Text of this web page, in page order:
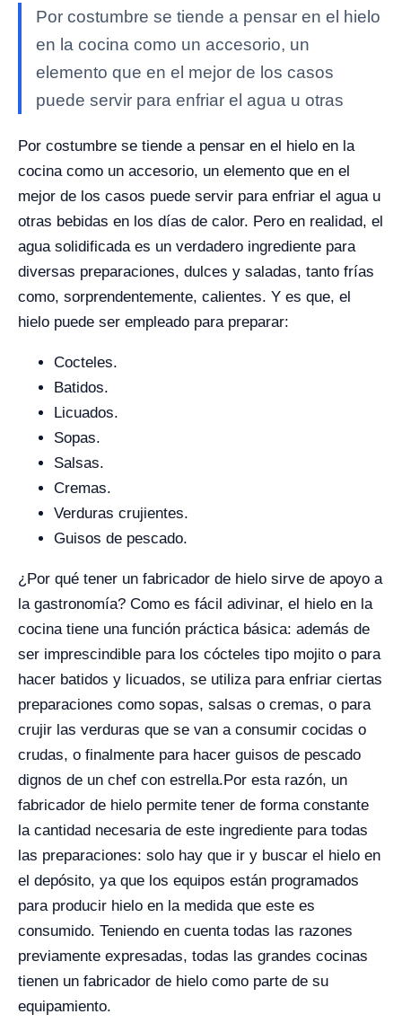
Por costumbre se tiende a pensar en el hielo
en la cocina como un accesorio, un
elemento que en el mejor de los casos
puede servir para enfriar el agua u otras
Por costumbre se tiende a pensar en el hielo en la
cocina como un accesorio, un elemento que en el
mejor de los casos puede servir para enfriar el agua u
otras bebidas en los días de calor. Pero en realidad, el
agua solidificada es un verdadero ingrediente para
diversas preparaciones, dulces y saladas, tanto frías
como, sorprendentemente, calientes. Y es que, el
hielo puede ser empleado para preparar:
Cocteles.
Batidos.
Licuados.
Sopas.
Salsas.
Cremas.
Verduras crujientes.
Guisos de pescado.
¿Por qué tener un fabricador de hielo sirve de apoyo a
la gastronomía? Como es fácil adivinar, el hielo en la
cocina tiene una función práctica básica: además de
ser imprescindible para los cócteles tipo mojito o para
hacer batidos y licuados, se utiliza para enfriar ciertas
preparaciones como sopas, salsas o cremas, o para
crujir las verduras que se van a consumir cocidas o
crudas, o finalmente para hacer guisos de pescado
dignos de un chef con estrella. Por esta razón, un
fabricador de hielo permite tener de forma constante
la cantidad necesaria de este ingrediente para todas
las preparaciones: solo hay que ir y buscar el hielo en
el depósito, ya que los equipos están programados
para producir hielo en la medida que este es
consumido. Teniendo en cuenta todas las razones
previamente expresadas, todas las grandes cocinas
tienen un fabricador de hielo como parte de su
equipamiento.